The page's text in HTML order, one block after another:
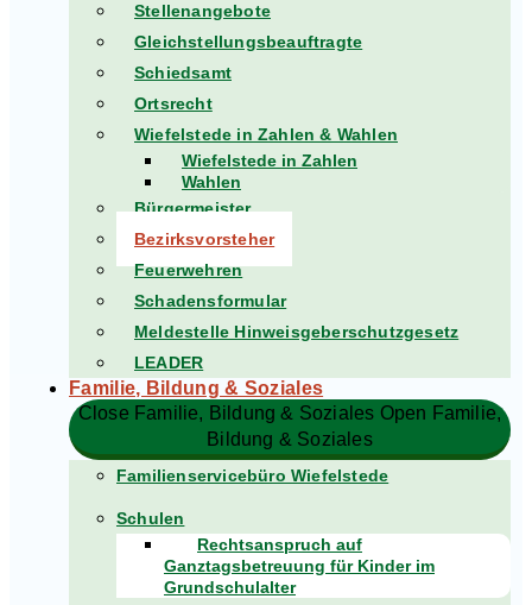
Stellenangebote
Gleichstellungsbeauftragte
Schiedsamt
Ortsrecht
Wiefelstede in Zahlen & Wahlen
Wiefelstede in Zahlen
Wahlen
Bürgermeister
Bezirksvorsteher
Feuerwehren
Schadensformular
Meldestelle Hinweisgeberschutzgesetz
LEADER
Familie, Bildung & Soziales
Close Familie, Bildung & Soziales Open Familie,
Bildung & Soziales
Familienservicebüro Wiefelstede
Schulen
Rechtsanspruch auf
Ganztagsbetreuung für Kinder im
Grundschulalter